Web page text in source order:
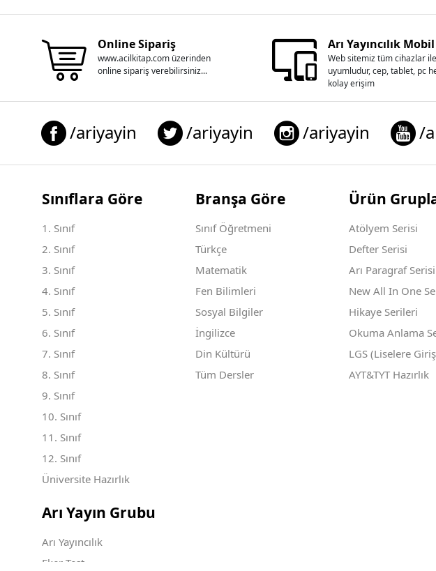
Online Sipariş
www.acilkitap.com üzerinden
online sipariş verebilirsiniz...
Arı Yayıncılık Mobil
Web sitemiz tüm cihazlar ile
uyumludur, cep, tablet, pc
kolay erişim
/ariyayin /ariyayin /ariyayin /
Sınıflara Göre
1. Sınıf
2. Sınıf
3. Sınıf
4. Sınıf
5. Sınıf
6. Sınıf
7. Sınıf
8. Sınıf
9. Sınıf
10. Sınıf
11. Sınıf
12. Sınıf
Üniversite Hazırlık
Arı Yayın Grubu
Arı Yayıncılık
Eker Test
Branşa Göre
Sınıf Öğretmeni
Türkçe
Matematik
Fen Bilimleri
Sosyal Bilgiler
İngilizce
Din Kültürü
Tüm Dersler
Ürün
Atölyem Serisi
Defter Serisi
Arı Paragraf Serisi
New All In One
Hikaye Serileri
Okuma Anlama
LGS (Liselere Giriş
AYT&TYT Hazırlık